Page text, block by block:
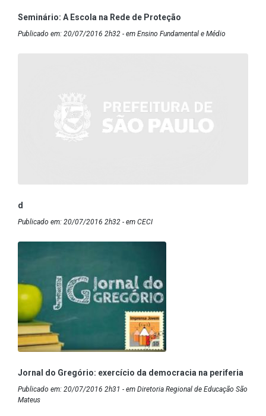
Seminário: A Escola na Rede de Proteção
Publicado em: 20/07/2016 2h32 - em Ensino Fundamental e Médio
d
Publicado em: 20/07/2016 2h32 - em CECI
Jornal do Gregório: exercício da democracia na periferia
Publicado em: 20/07/2016 2h31 - em Diretoria Regional de Educação São
Mateus